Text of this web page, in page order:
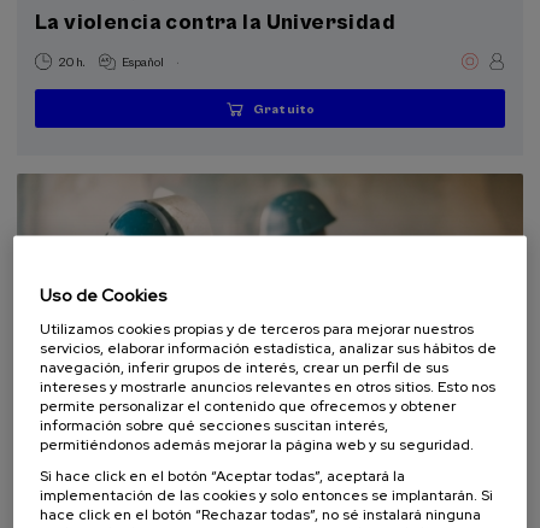
Programas especiales
Cursos para Tod@s (1)
Objetivos de desarrollo sostenible
La violencia contra la Universidad
20 h. Español .
...
Gratuito
Últimas
plazas
Gratuito
Fecha
pasada
Lista
de
Plazo
de
COMUNICACIÓN SOCIEDAD HISTORIA CURSO DE VERANO
07. SEP-07. SEP, 2026
Contar la guerra: jóvenes contra la
Uso de Cookies
Utilizamos cookies propias y de terceros para mejorar nuestros
servicios, elaborar información estadística, analizar sus hábitos de
navegación, inferir grupos de interés, crear un perfil de sus
intereses y mostrarle anuncios relevantes en otros sitios. Esto nos
permite personalizar el contenido que ofrecemos y obtener
información sobre qué secciones suscitan interés,
permitiéndonos además mejorar la página web y su seguridad.
Si hace click en el botón “Aceptar todas”, aceptará la
implementación de las cookies y solo entonces se implantarán. Si
hace click en el botón “Rechazar todas”, no sé instalará ninguna